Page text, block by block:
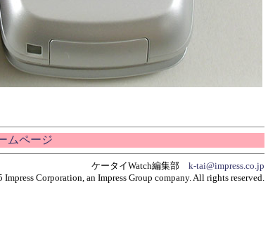
ムページ
ケータイWatch編集部 k-tai@impress.co.jp
Corporation, an Impress Group company. All rights reserved.